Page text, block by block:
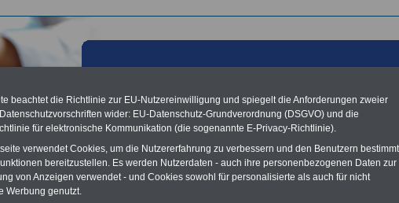
beachtet die Richtlinie zur EU-Nutzereinwilligung und spiegelt die Anforderungen zweier
wider: EU-Datenschutz-Grundverordnung (DSGVO) und die
für elektronische Kommunikation (die sogenannte E-Privacy-Richtlinie).
verwendet Cookies, um die Nutzererfahrung zu verbessern und den Benutzern
bereitzustellen. Es werden Nutzerdaten - auch ihre personenbezogenen Daten zur
von Anzeigen verwendet - und Cookies sowohl für personalisierte als auch für nicht
Werbung genutzt.